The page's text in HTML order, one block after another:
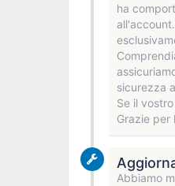
ha
sicurezza
Se il
Grazie per
Abbiamo